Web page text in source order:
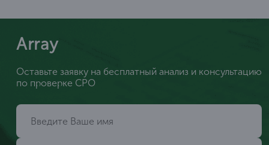
Array
Оставьте заявку на бесплатный анализ и консультацию
по проверке СРО